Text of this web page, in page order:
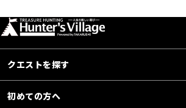
クエストを探す
初めての方へ